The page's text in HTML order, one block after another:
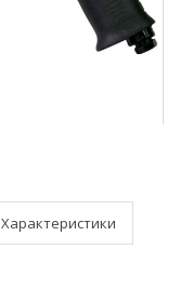
Характеристики